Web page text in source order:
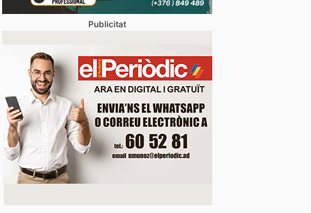
Publicitat